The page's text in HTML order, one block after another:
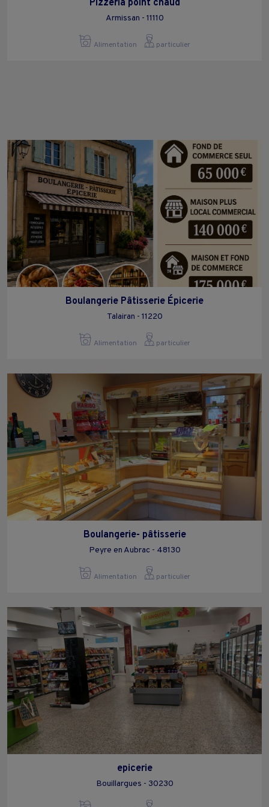
Pizzeria point chaud
Armissan - 11110
Alimentation particulier
Boulangerie Pâtisserie Épicerie
Talairan - 11220
Alimentation particulier
Boulangerie- pâtisserie
Peyre en Aubrac - 48130
Alimentation particulier
epicerie
Bouillargues - 30230